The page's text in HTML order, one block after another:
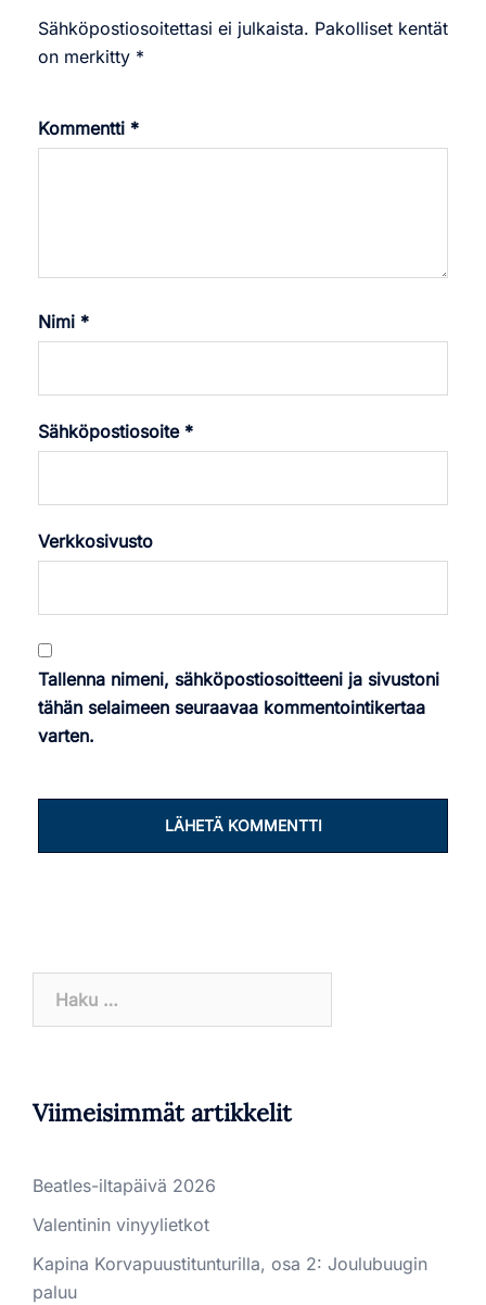
Sähköpostiosoitettasi ei julkaista. Pakolliset kentät
on merkitty *
Kommentti *
Nimi *
Sähköpostiosoite *
Verkkosivusto
Tallenna nimeni, sähköpostiosoitteeni ja sivustoni
tähän selaimeen seuraavaa kommentointikertaa
varten.
Viimeisimmät artikkelit
Beatles-iltapäivä 2026
Valentinin vinyylietkot
Kapina Korvapuustitunturilla, osa 2: Joulubuugin
paluu